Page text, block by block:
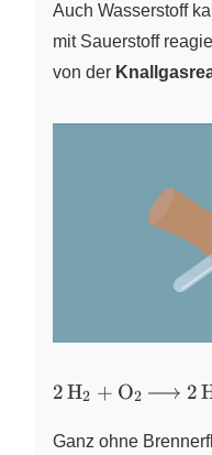
Auch Wasserstoff
mit Sauerstoff
von der
\ce{2
O2 -
2HX
2 + OX
2 2
Ganz ohne